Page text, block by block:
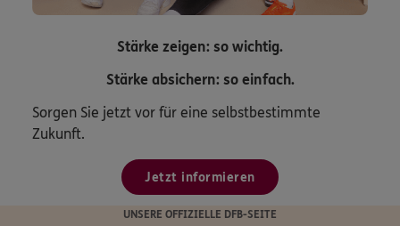
Stärke zeigen: so wichtig.
Stärke absichern: so einfach.
Sorgen Sie jetzt vor für eine selbstbestimmte
Zukunft.
Jetzt informieren
UNSERE OFFIZIELLE DFB-SEITE